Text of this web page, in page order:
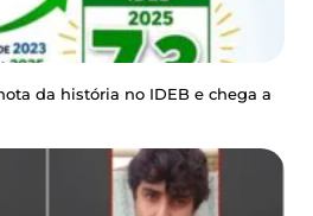
da história no IDEB e chega a